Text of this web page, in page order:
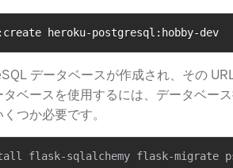
heroku-postgresql:hobby-dev
データベースが作成され、その
ベースを使用するには、データベー
つか必要です。